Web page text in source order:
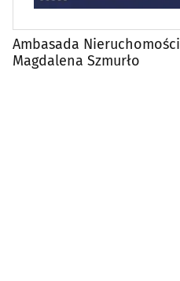
Ambasada Nieruchomości
Magdalena Szmurło